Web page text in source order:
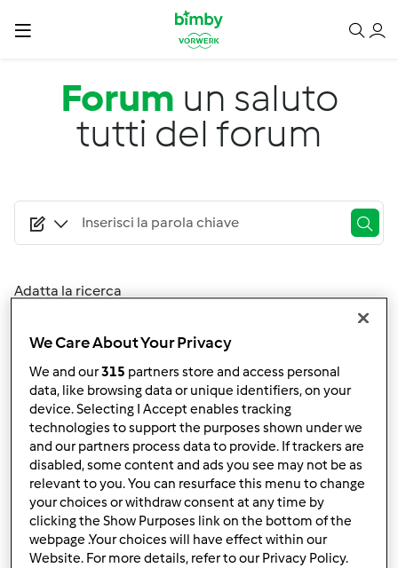
Salta al contenuto principale
Forum un saluto
tutti del forum
Adatta la ricerca
I risultati più recenti
Risultati per pagina:
10
1 | Ultimo messaggio
Risposta rapida
We Care About Your Privacy
We and our315 partners store and access personal
data, like browsing data or unique identifiers, on your
device. Selecting I Accept enables tracking
technologies to support the purposes shown under we
and our partners process data to provide. If trackers are
disabled, some content and ads you see may not be as
relevant to you. You can resurface this menu to change
your choices or withdraw consent at any time by
clicking the Show Purposes link on the bottom of the
webpage .Your choices will have effect within our
Website. For more details, refer to our Privacy Policy.